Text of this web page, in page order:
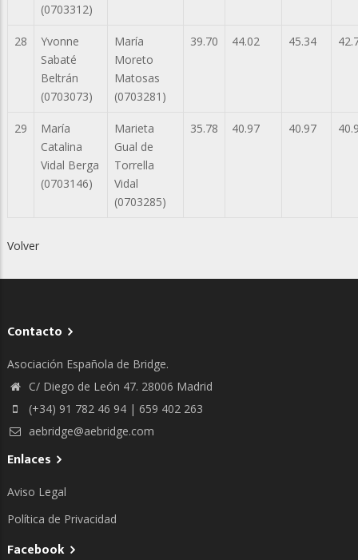
(0703312)
28
Yvonne
Sabaté
Beltrán
(0703073)
María
Moreto
Matosas
(0703281)
39.70 44.02 45.34
29
María
Catalina
Vidal Berga
(0703146)
Marieta
Gual de
Torrella
Vidal
(0703285)
35.78 40.97 40.97
Volver
Contacto
Asociación Española de Bridge.
C/ Diego de León 47. 28006 Madrid
(+34) 91 782 46 94 | 659 402 263
aebridge@aebridge.com
Enlaces
Aviso Legal
Política de Privacidad
Facebook